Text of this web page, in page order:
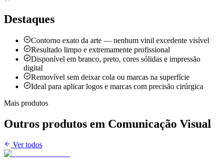
Destaques
Contorno exato da arte — nenhum vinil excedente visível
Resultado limpo e extremamente profissional
Disponível em branco, preto, cores sólidas e impressão
digital
Removível sem deixar cola ou marcas na superfície
Ideal para aplicar logos e marcas com precisão cirúrgica
Mais produtos
Outros produtos em Comunicação Visual
Ver todos